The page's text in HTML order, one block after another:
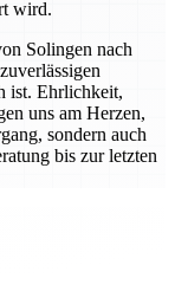
wird.
Solingen nach
ist. Ehrlichkeit,
uns am Herzen,
sondern auch
bis zur letzten